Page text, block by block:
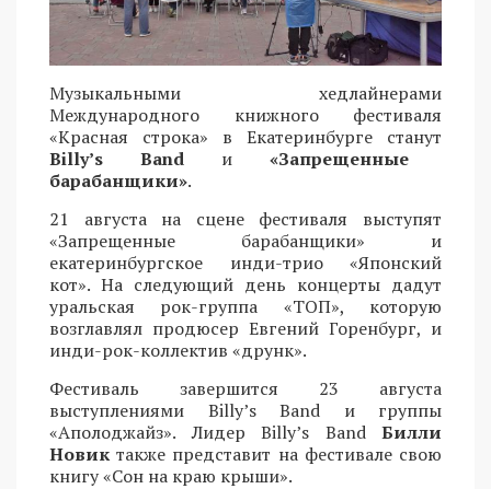
Музыкальными хедлайнерами
Международного книжного фестиваля
«Красная строка» в Екатеринбурге станут
Billy’s Band и «Запрещенные
барабанщики».
21 августа на сцене фестиваля выступят
«Запрещенные барабанщики» и
екатеринбургское инди-трио «Японский
кот». На следующий день концерты дадут
уральская рок-группа «ТОП», которую
возглавлял продюсер Евгений Горенбург, и
инди-рок-коллектив «друнк».
Фестиваль завершится 23 августа
выступлениями Billy’s Band и группы
«Аполоджайз». Лидер Billy’s Band Билли
Новик также представит на фестивале свою
книгу «Сон на краю крыши».